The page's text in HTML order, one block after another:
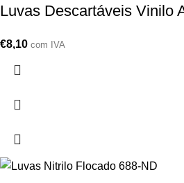
Luvas Descartáveis Vinilo
€8,10 com IVA